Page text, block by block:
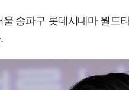
울 송파구 롯데시네마 월드